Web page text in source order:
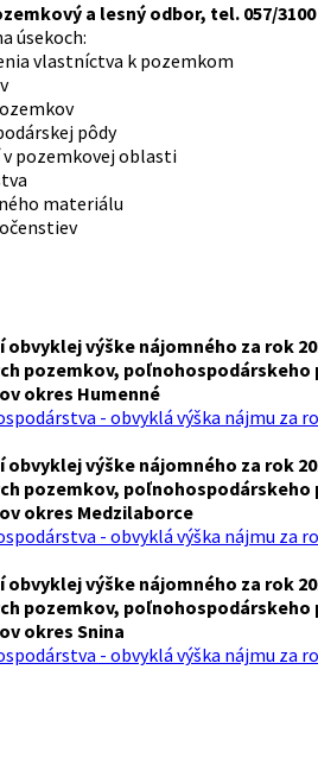
a lesný odbor, tel. 057/3100
úsekoch:
vlastníctva k pozemkom
pôdy
pozemkovej oblasti
materiálu
výške nájomného za rok
pozemkov, poľnohospodárskeho
okres Humenné
- obvyklá výška nájmu za
výške nájomného za rok
pozemkov, poľnohospodárskeho
okres Medzilaborce
- obvyklá výška nájmu za
výške nájomného za rok
pozemkov, poľnohospodárskeho
okres Snina
- obvyklá výška nájmu za